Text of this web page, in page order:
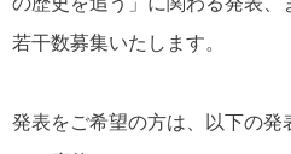
若干数募集いたします。
発表をご希望の方は、以下の発